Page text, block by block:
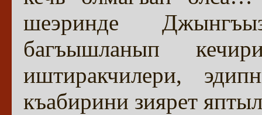
шеэринде
багъышланып
иштиракчилери,
къабирини зиярет